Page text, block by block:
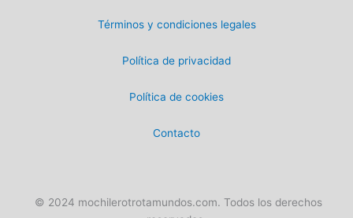
b
o
t
r
a
g
r
m
Términos y condiciones legales
Política de privacidad
Política de cookies
Contacto
© 2024 mochilerotrotamundos.com. Todos los derechos